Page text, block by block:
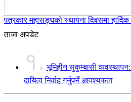
पत्रकार महासङ्घको स्थापना दिवसमा
ताजा अपडेट
१. भूमिहीन सुकुम्बासी
दायित्व निर्वाह गर्नुपर्ने आवश्यकता